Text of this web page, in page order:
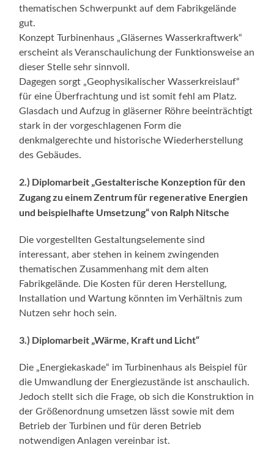
thematischen Schwerpunkt auf dem Fabrikgelände
gut.
Konzept Turbinenhaus „Gläsernes Wasserkraftwerk“
erscheint als Veranschaulichung der Funktionsweise an
dieser Stelle sehr sinnvoll.
Dagegen sorgt „Geophysikalischer Wasserkreislauf“
für eine Überfrachtung und ist somit fehl am Platz.
Glasdach und Aufzug in gläserner Röhre beeinträchtigt
stark in der vorgeschlagenen Form die
denkmalgerechte und historische Wiederherstellung
des Gebäudes.
2.) Diplomarbeit „Gestalterische Konzeption für den
Zugang zu einem Zentrum für regenerative Energien
und beispielhafte Umsetzung“ von Ralph Nitsche
Die vorgestellten Gestaltungselemente sind
interessant, aber stehen in keinem zwingenden
thematischen Zusammenhang mit dem alten
Fabrikgelände. Die Kosten für deren Herstellung,
Installation und Wartung könnten im Verhältnis zum
Nutzen sehr hoch sein.
3.) Diplomarbeit „Wärme, Kraft und Licht“
Die „Energiekaskade“ im Turbinenhaus als Beispiel für
die Umwandlung der Energiezustände ist anschaulich.
Jedoch stellt sich die Frage, ob sich die Konstruktion in
der Größenordnung umsetzen lässt sowie mit dem
Betrieb der Turbinen und für deren Betrieb
notwendigen Anlagen vereinbar ist.